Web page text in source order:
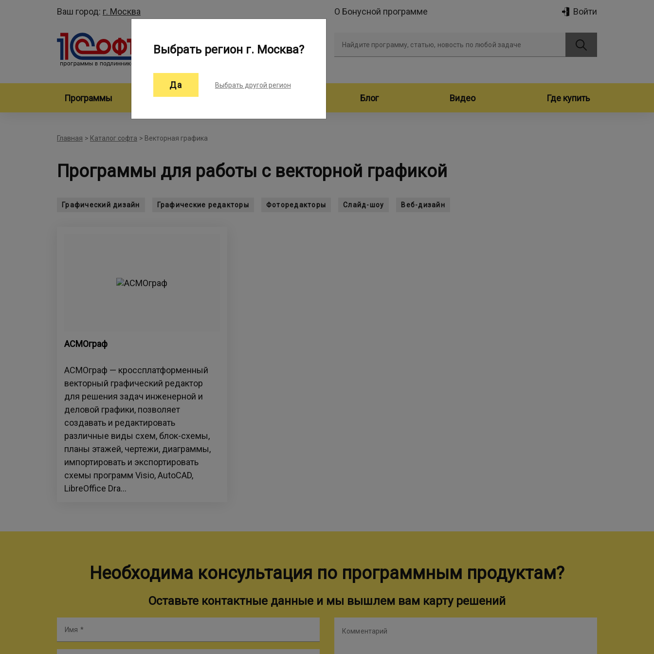
Ваш город: г. Москва Войти
О Бонусной программе
Найдите программу, статью, новость по любой задаче
Программы Производители программ Блог Видео Где купить
Главная > Каталог софта > Векторная графика
Программы для работы с векторной графикой
Графический дизайн Графические редакторы Фоторедакторы Слайд-шоу Веб-дизайн
АСМОграф
АСМОграф — кроссплатформенный
векторный графический редактор
для решения задач инженерной и
деловой графики, позволяет
создавать и редактировать
различные виды схем, блок-схемы,
планы этажей, чертежи, диаграммы,
импортировать и экспортировать
схемы программ Visio, AutoCAD,
LibreOffice Dra...
Необходима консультация по программным продуктам?
Оставьте контактные данные и мы вышлем вам карту решений
Имя Комментарий
Выбрать регион г. Москва?
Да Выбрать другой регион